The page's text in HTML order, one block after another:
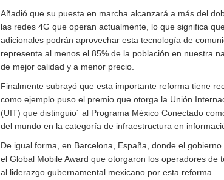
Añadió que su puesta en marcha alcanzará a más del
las redes 4G que operan actualmente, lo que significa
adicionales podrán aprovechar esta tecnología de
representa al menos el 85% de la población en nuestra
de mejor calidad y a menor precio.
Finalmente subrayó que esta importante reforma tiene
como ejemplo puso el premio que otorga la Unión
(UIT) que distinguio´ al Programa México Conectado
del mundo en la categoría de infraestructura en
De igual forma, en Barcelona, España, donde el
el Global Mobile Award que otorgaron los operadores de
al liderazgo gubernamental mexicano por esta reforma.